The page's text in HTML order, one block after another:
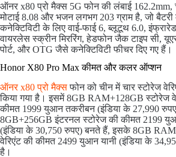
ऑनर x80 प्रो मैक्स 5G फोन की लंबाई 162.2mm,
मोटाई 8.08 और भजन लगभग 203 ग्राम है, जो
कनेक्टिविटी के लिए वाई-फाई 6, ब्लूटूथ 6.0,
वायरलेस स्क्रीन मिररिंग, हेडफोन जैक टाइप सी,
पोर्ट, और OTG जैसे कनेक्टिविटी फीचर दिए गए हैं।
Honor X80 Pro Max कीमत और कलर ऑप्शन
ऑनर x80 प्रो मैक्सफोन को चीन में चार स्टोरेज
किया गया है। इसमें 8GB RAM+128GB स्टोरेज
कीमत 1999 युआन तकरीबन (इंडिया के 27,990
8GB+256GB इंटरनल स्टोरेज की कीमत 2199
(इंडिया के 30,750 रुपए) बनते हैं, इसके 8GB
वेरिएंट की कीमत 2499 युआन यानी (इंडिया के
है।